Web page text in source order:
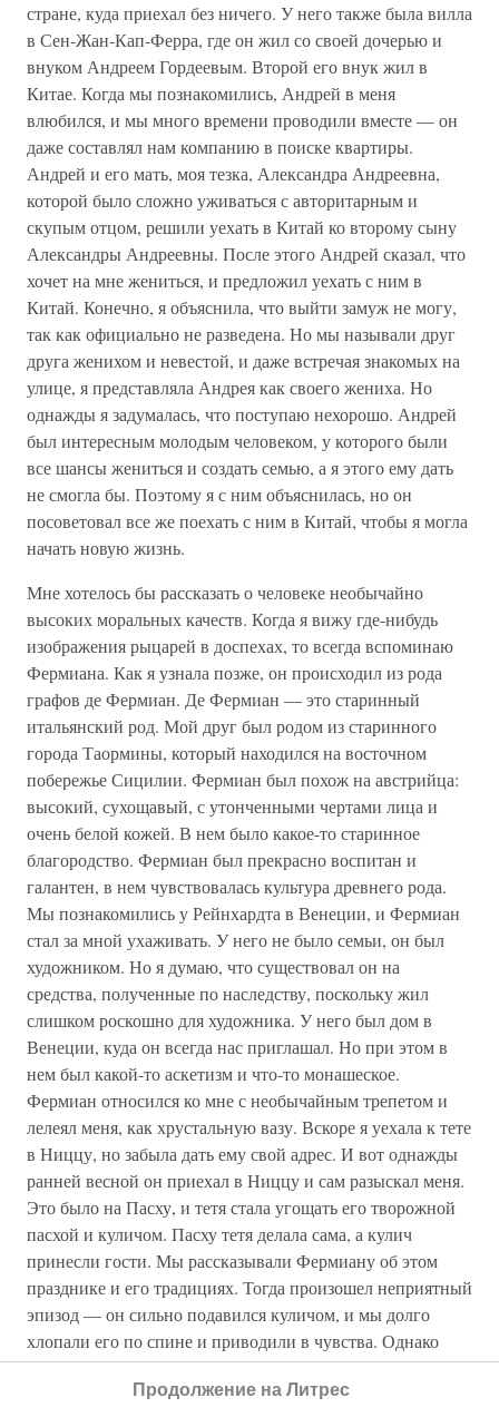
стране, куда приехал без ничего. У него также была вилла
в Сен-Жан-Кап-Ферра, где он жил со своей дочерью и
внуком Андреем Гордеевым. Второй его внук жил в
Китае. Когда мы познакомились, Андрей в меня
влюбился, и мы много времени проводили вместе — он
даже составлял нам компанию в поиске квартиры.
Андрей и его мать, моя тезка, Александра Андреевна,
которой было сложно уживаться с авторитарным и
скупым отцом, решили уехать в Китай ко второму сыну
Александры Андреевны. После этого Андрей сказал, что
хочет на мне жениться, и предложил уехать с ним в
Китай. Конечно, я объяснила, что выйти замуж не могу,
так как официально не разведена. Но мы называли друг
друга женихом и невестой, и даже встречая знакомых на
улице, я представляла Андрея как своего жениха. Но
однажды я задумалась, что поступаю нехорошо. Андрей
был интересным молодым человеком, у которого были
все шансы жениться и создать семью, а я этого ему дать
не смогла бы. Поэтому я с ним объяснилась, но он
посоветовал все же поехать с ним в Китай, чтобы я могла
начать новую жизнь.
Мне хотелось бы рассказать о человеке необычайно
высоких моральных качеств. Когда я вижу где-нибудь
изображения рыцарей в доспехах, то всегда вспоминаю
Фермиана. Как я узнала позже, он происходил из рода
графов де Фермиан. Де Фермиан — это старинный
итальянский род. Мой друг был родом из старинного
города Таормины, который находился на восточном
побережье Сицилии. Фермиан был похож на австрийца:
высокий, сухощавый, с утонченными чертами лица и
очень белой кожей. В нем было какое-то старинное
благородство. Фермиан был прекрасно воспитан и
галантен, в нем чувствовалась культура древнего рода.
Мы познакомились у Рейнхардта в Венеции, и Фермиан
стал за мной ухаживать. У него не было семьи, он был
художником. Но я думаю, что существовал он на
средства, полученные по наследству, поскольку жил
слишком роскошно для художника. У него был дом в
Венеции, куда он всегда нас приглашал. Но при этом в
нем был какой-то аскетизм и что-то монашеское.
Фермиан относился ко мне с необычайным трепетом и
лелеял меня, как хрустальную вазу. Вскоре я уехала к тете
в Ниццу, но забыла дать ему свой адрес. И вот однажды
ранней весной он приехал в Ниццу и сам разыскал меня.
Это было на Пасху, и тетя стала угощать его творожной
пасхой и куличом. Пасху тетя делала сама, а кулич
принесли гости. Мы рассказывали Фермиану об этом
празднике и его традициях. Тогда произошел неприятный
эпизод — он сильно подавился куличом, и мы долго
хлопали его по спине и приводили в чувства. Однако
этот эпизод не стал преградой для нашего общения, и он
стал приглашать меня на прогулки и в гости. У нас
Продолжение на Литрес